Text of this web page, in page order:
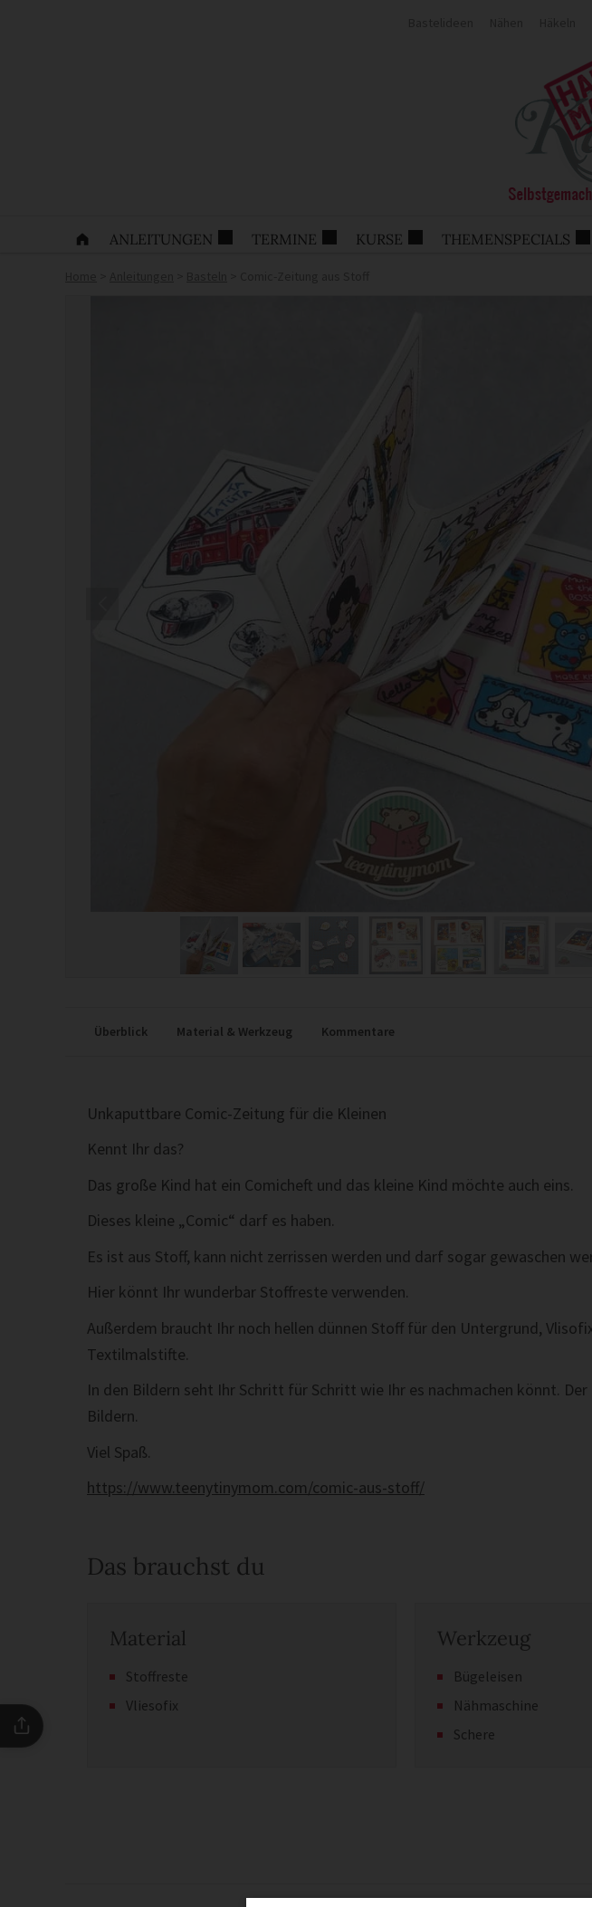
ANLEITUNGEN TERMINE KURSE THEMENSPECIALS
Überblick Material & Werkzeug Kommentare
Unkaputtbare Comic-Zeitung für die Kleinen
Kennt Ihr das?
Das große Kind hat ein Comicheft und das kleine Kind möchte auch eins.
Dieses kleine „Comic“ darf es haben.
Es ist aus Stoff, kann nicht zerrissen werden und darf sogar gewaschen
Hier könnt Ihr wunderbar Stoffreste verwenden.
Außerdem braucht Ihr noch hellen dünnen Stoff für den Untergrund,
Textilmalstifte.
In den Bildern seht Ihr Schritt für Schritt wie Ihr es nachmachen könnt.
Bildern.
Viel Spaß.
https://www.teenytinymom.com/comic-aus-stoff/
Das brauchst du
Material
Stoffreste
Vliesofix
Werkzeug
Bügeleisen
Nähmaschine
Schere